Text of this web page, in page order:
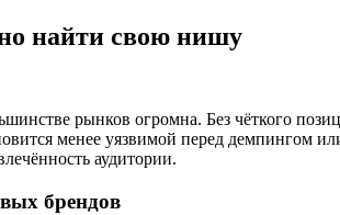
найти свою нишу
рынков огромна. Без чёткого
менее уязвимой перед демпингом
аудитории.
брендов